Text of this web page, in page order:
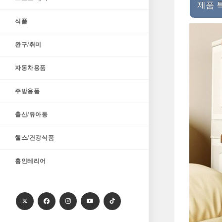
식품
완구/취미
자동차용품
주방용품
출산/유아동
헬스/건강식품
홈인테리어
제품